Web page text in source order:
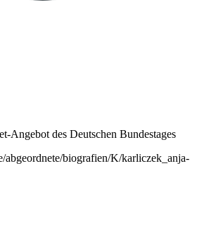
Angebot des Deutschen Bundestages
abgeordnete/biografien/K/karliczek_anja-